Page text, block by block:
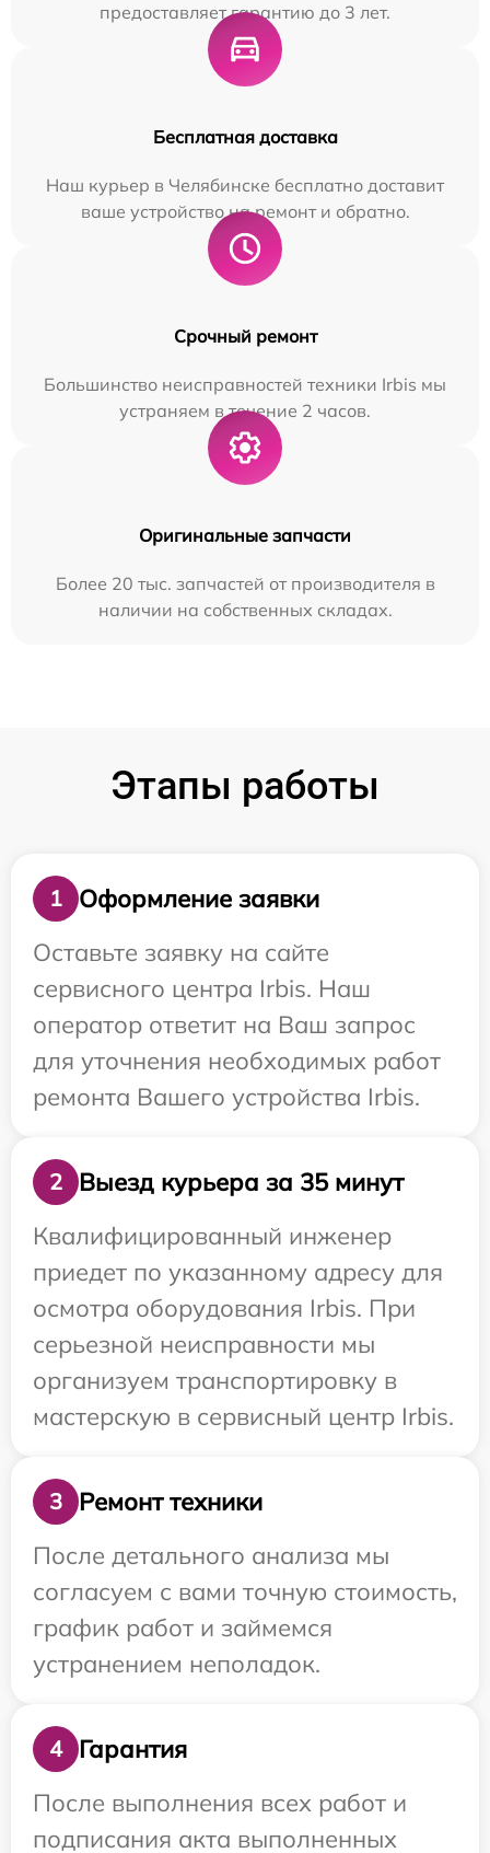
предоставляет гарантию до 3 лет.
Бесплатная доставка
Наш курьер в Челябинске бесплатно доставит
ваше устройство на ремонт и обратно.
Срочный ремонт
Большинство неисправностей техники Irbis мы
устраняем в течение 2 часов.
Оригинальные запчасти
Более 20 тыс. запчастей от производителя в
наличии на собственных складах.
Этапы работы
1
Оформление заявки
Оставьте заявку на сайте
сервисного центра Irbis. Наш
оператор ответит на Ваш запрос
для уточнения необходимых работ
ремонта Вашего устройства Irbis.
2
Выезд курьера за 35 минут
Квалифицированный инженер
приедет по указанному адресу для
осмотра оборудования Irbis. При
серьезной неисправности мы
организуем транспортировку в
мастерскую в сервисный центр Irbis.
3
Ремонт техники
После детального анализа мы
согласуем с вами точную стоимость,
график работ и займемся
устранением неполадок.
4
Гарантия
После выполнения всех работ и
подписания акта выполненных